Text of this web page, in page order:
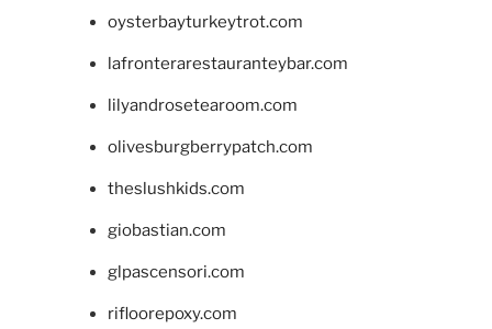
oysterbayturkeytrot.com
lafronterarestauranteybar.com
lilyandrosetearoom.com
olivesburgberrypatch.com
theslushkids.com
giobastian.com
glpascensori.com
rifloorepoxy.com